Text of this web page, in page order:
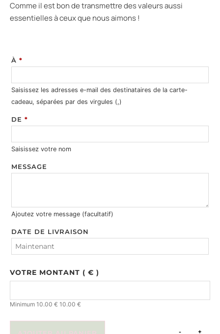
Comme il est bon de transmettre des valeurs aussi
essentielles à ceux que nous aimons !
À *
Saisissez les adresses e-mail des destinataires de la carte-
cadeau, séparées par des virgules (,)
DE *
Saisissez votre nom
MESSAGE
Ajoutez votre message (facultatif)
DATE DE LIVRAISON
VOTRE MONTANT ( € )
Minimum 10.00 € 10.00 €
- +